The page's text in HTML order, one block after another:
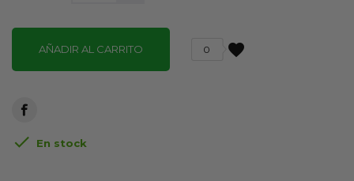
AÑADIR AL CARRITO favorite
0
 En stock